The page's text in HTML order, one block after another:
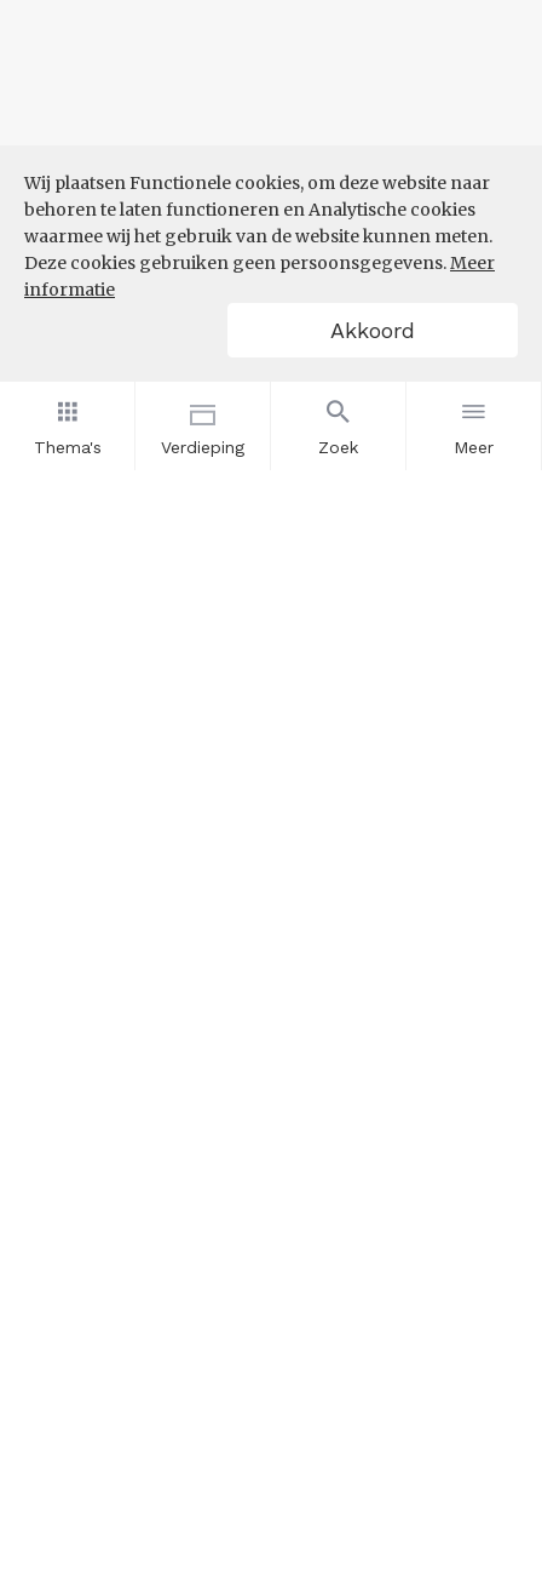
Thema's Verdieping Zoek Meer
Wij plaatsen Functionele cookies, om deze website naar
behoren te laten functioneren en Analytische cookies
waarmee wij het gebruik van de website kunnen meten.
Deze cookies gebruiken geen persoonsgegevens.Meer
informatie
Akkoord